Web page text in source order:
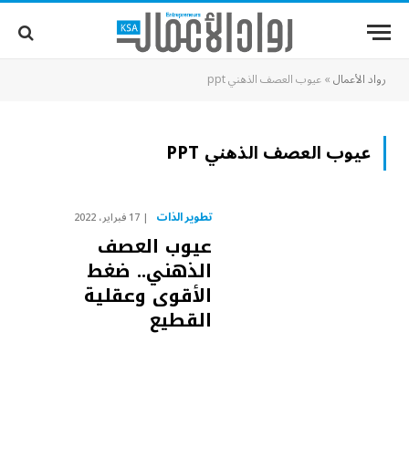
رواد الأعمال»عيوب العصف الذهني ppt
عيوب العصف الذهني PPT
تطوير الذات 17 فبراير، 2022
عيوب العصف
الذهني.. ضغط
الأقوى وعقلية
القطيع